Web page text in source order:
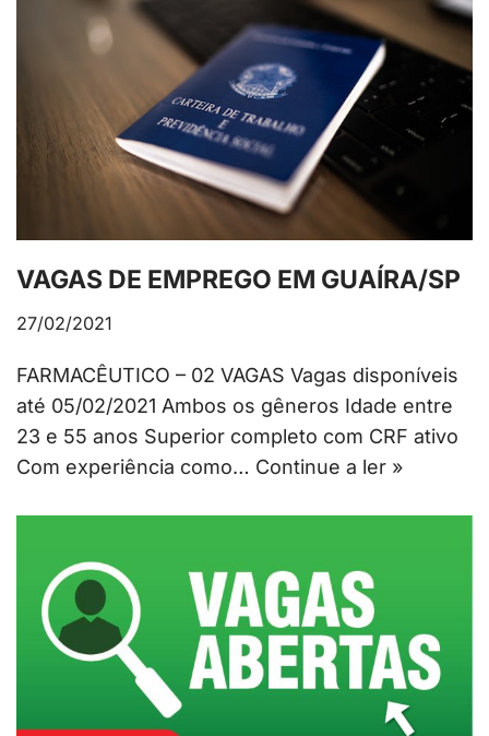
VAGAS DE EMPREGO EM GUAÍRA/SP
27/02/2021
FARMACÊUTICO – 02 VAGAS Vagas disponíveis
até 05/02/2021 Ambos os gêneros Idade entre
23 e 55 anos Superior completo com CRF ativo
Com experiência como… Continue a ler »